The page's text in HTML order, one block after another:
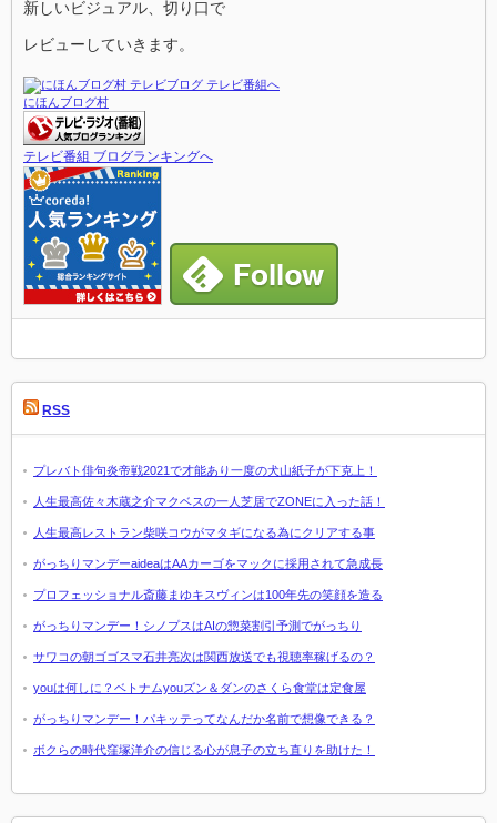
新しいビジュアル、切り口で
レビューしていきます。
にほんブログ村
テレビ番組 ブログランキングへ
RSS
プレバト俳句炎帝戦2021で才能あり一度の犬山紙子が下克上！
人生最高佐々木蔵之介マクベスの一人芝居でZONEに入った話！
人生最高レストラン柴咲コウがマタギになる為にクリアする事
がっちりマンデーaideaはAAカーゴをマックに採用されて急成長
プロフェッショナル斎藤まゆキスヴィンは100年先の笑顔を造る
がっちりマンデー！シノプスはAIの惣菜割引予測でがっちり
サワコの朝ゴゴスマ石井亮次は関西放送でも視聴率稼げるの？
youは何しに？ベトナムyouズン＆ダンのさくら食堂は定食屋
がっちりマンデー！パキッテってなんだか名前で想像できる？
ボクらの時代窪塚洋介の信じる心が息子の立ち直りを助けた！